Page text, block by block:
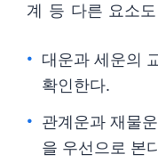
계 등 다른 요소
대운과 세운의
확인한다.
관계운과 재물
을 우선으로 본